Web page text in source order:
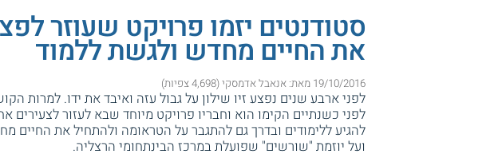
סטודנטים יזמו פרויקט שעוזר
את החיים מחדש ולגשת ללמוד
19/10/2016 מאת: אנאבל אדמסקי (4,698 צפיות)
לפני ארבע שנים נפצע זיו שילון על גבול עזה ואיבד את ידו. למרות
לפני כשנתיים הקימו הוא וחבריו פרויקט מיוחד שבא לעזור לצעירים
להגיע ללימודים ובדרך גם להתגבר על הטראומה ולהתחיל את החיים
ועל יוזמת "שורשים" שפועלת במרכז הבינתחומי הרצליה.